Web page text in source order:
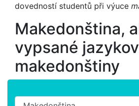
dovedností studentů při výuce
Makedonština,
vypsané
makedonštiny